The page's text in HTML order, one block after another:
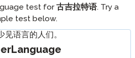
test for 古吉拉特语. Try a
test below.